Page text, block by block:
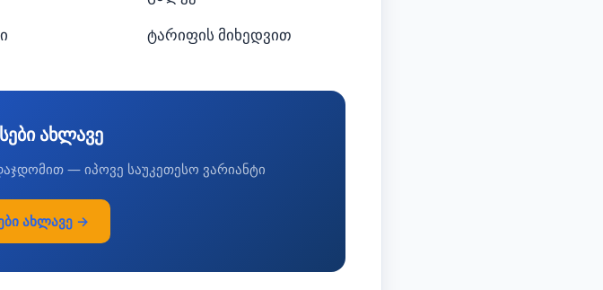
ტარიფის მიხედვით
ახლავე
— იპოვე საუკეთესო ვარიანტი
ახლავე →